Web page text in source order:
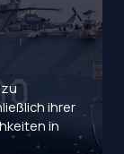
ihrer
in